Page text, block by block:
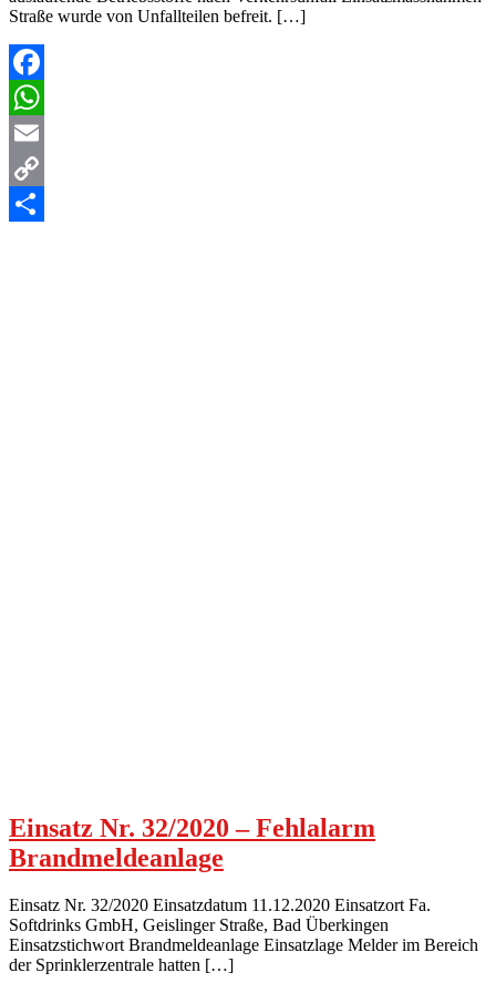
Straße wurde von Unfallteilen befreit. […]
Facebook
WhatsApp
Email
Copy
Einsatz Nr. 32/2020 – Fehlalarm
Brandmeldeanlage
Einsatz Nr. 32/2020 Einsatzdatum 11.12.2020 Einsatzort Fa.
Softdrinks GmbH, Geislinger Straße, Bad Überkingen
Einsatzstichwort Brandmeldeanlage Einsatzlage Melder im Bereich
der Sprinklerzentrale hatten […]